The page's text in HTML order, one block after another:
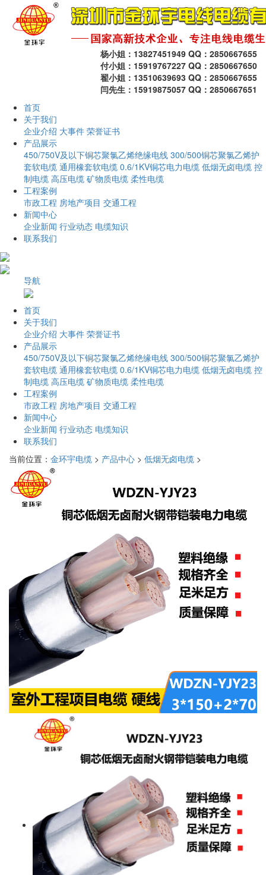
杨小姐：13827451949 QQ：2850667655
付小姐：15919767227 QQ：2850667650
翟小姐：13510639693 QQ：2850667655
闫先生：15919875057 QQ：2850667651
首页
关于我们
企业介绍 大事件 荣誉证书
产品展示
450/750V及以下铜芯聚氯乙烯绝缘电线 300/500铜芯聚氯乙烯护
套软电缆 通用橡套软电缆 0.6/1KV铜芯电力电缆 低烟无卤电缆 控
制电缆 高压电缆 矿物质电缆 柔性电缆
工程案例
市政工程 房地产项目 交通工程
新闻中心
企业新闻 行业动态 电缆知识
联系我们
导航
首页
关于我们
企业介绍 大事件 荣誉证书
产品展示
450/750V及以下铜芯聚氯乙烯绝缘电线 300/500铜芯聚氯乙烯护
套软电缆 通用橡套软电缆 0.6/1KV铜芯电力电缆 低烟无卤电缆 控
制电缆 高压电缆 矿物质电缆 柔性电缆
工程案例
市政工程 房地产项目 交通工程
新闻中心
企业新闻 行业动态 电缆知识
联系我们
当前位置： 金环宇电缆 > 产品中心 > 低烟无卤电缆 >